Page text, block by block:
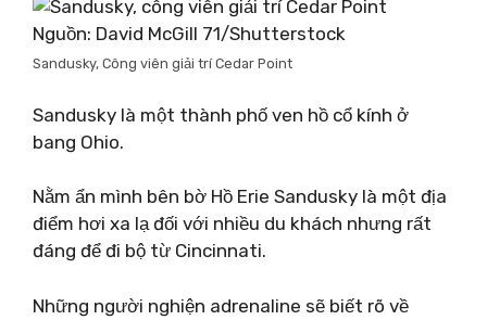
Nguồn: David McGill 71/Shutterstock
Sandusky, Công viên giải trí Cedar Point
Sandusky là một thành phố ven hồ cổ kính ở
bang Ohio.
Nằm ẩn mình bên bờ Hồ Erie Sandusky là một địa
điểm hơi xa lạ đối với nhiều du khách nhưng rất
đáng để đi bộ từ Cincinnati.
Những người nghiện adrenaline sẽ biết rõ về